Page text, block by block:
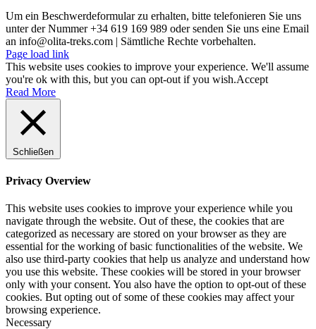
Um ein Beschwerdeformular zu erhalten, bitte telefonieren Sie uns
unter der Nummer +34 619 169 989 oder senden Sie uns eine Email
an info@olita-treks.com | Sämtliche Rechte vorbehalten.
Page load link
This website uses cookies to improve your experience. We'll assume
you're ok with this, but you can opt-out if you wish.Accept
Read More
Schließen
Privacy Overview
This website uses cookies to improve your experience while you
navigate through the website. Out of these, the cookies that are
categorized as necessary are stored on your browser as they are
essential for the working of basic functionalities of the website. We
also use third-party cookies that help us analyze and understand how
you use this website. These cookies will be stored in your browser
only with your consent. You also have the option to opt-out of these
cookies. But opting out of some of these cookies may affect your
browsing experience.
Necessary